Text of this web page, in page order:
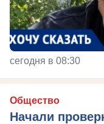
сегодня в 08:30
Общество
Начали